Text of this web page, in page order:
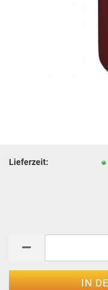
Lieferzeit: